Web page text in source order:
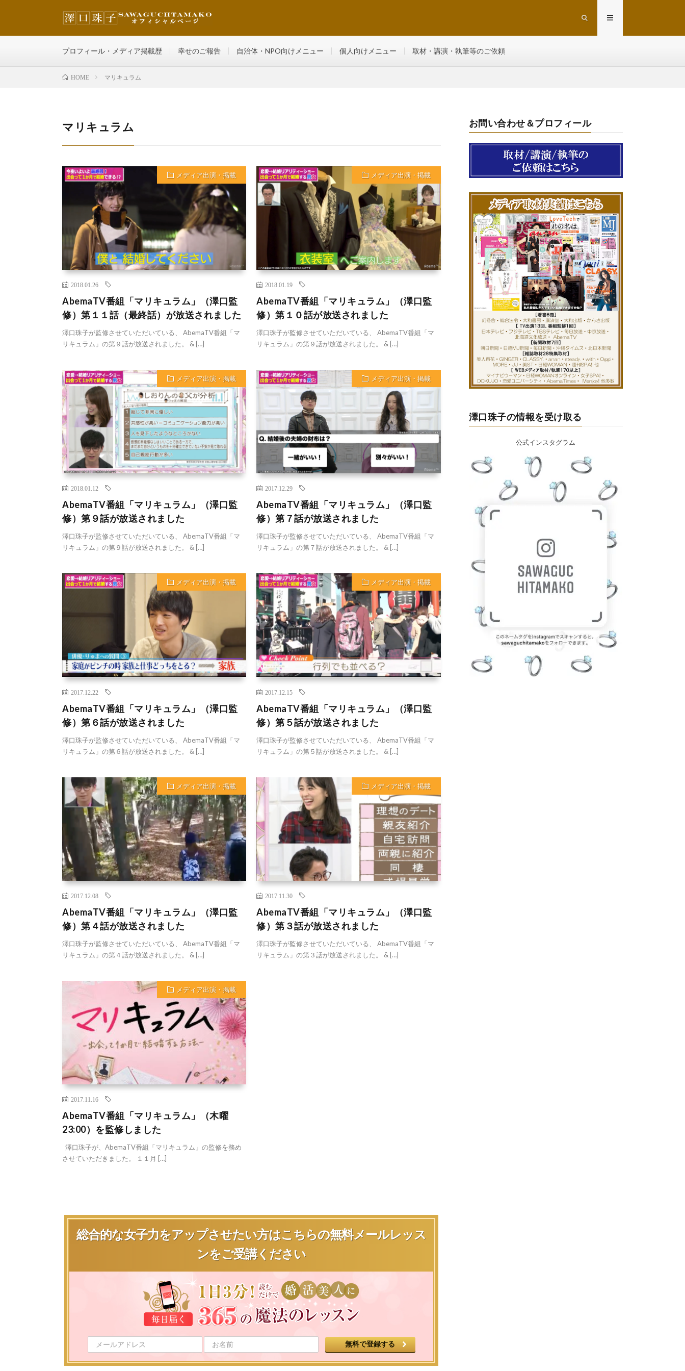
プロフィール・メディア掲載歴 幸せのご報告 自治体・NPO向けメニュー 個人向けメニュー 取材・講演・執筆等のご依頼
HOME マリキュラム
マリキュラム
メディア出演・掲載
2018.01.26
AbemaTV番組「マリキュラム」（澤口監
修）第１１話（最終話）が放送されました
澤口珠子が監修させていただいている、 AbemaTV番組「マ
リキュラム」の第９話が放送されました。 & […]
メディア出演・掲載
2018.01.19
AbemaTV番組「マリキュラム」（澤口監
修）第１０話が放送されました
澤口珠子が監修させていただいている、 AbemaTV番組「マ
リキュラム」の第９話が放送されました。 & […]
メディア出演・掲載
2018.01.12
AbemaTV番組「マリキュラム」（澤口監
修）第９話が放送されました
澤口珠子が監修させていただいている、 AbemaTV番組「マ
リキュラム」の第９話が放送されました。 & […]
メディア出演・掲載
2017.12.29
AbemaTV番組「マリキュラム」（澤口監
修）第７話が放送されました
澤口珠子が監修させていただいている、 AbemaTV番組「マ
リキュラム」の第７話が放送されました。 & […]
メディア出演・掲載
2017.12.22
AbemaTV番組「マリキュラム」（澤口監
修）第６話が放送されました
澤口珠子が監修させていただいている、 AbemaTV番組「マ
リキュラム」の第６話が放送されました。 & […]
メディア出演・掲載
2017.12.15
AbemaTV番組「マリキュラム」（澤口監
修）第５話が放送されました
澤口珠子が監修させていただいている、 AbemaTV番組「マ
リキュラム」の第５話が放送されました。 & […]
メディア出演・掲載
2017.12.08
AbemaTV番組「マリキュラム」（澤口監
修）第４話が放送されました
澤口珠子が監修させていただいている、 AbemaTV番組「マ
リキュラム」の第４話が放送されました。 & […]
メディア出演・掲載
2017.11.30
AbemaTV番組「マリキュラム」（澤口監
修）第３話が放送されました
澤口珠子が監修させていただいている、 AbemaTV番組「マ
リキュラム」の第３話が放送されました。 & […]
メディア出演・掲載
2017.11.16
AbemaTV番組「マリキュラム」（木曜
23:00）を監修しました
澤口珠子が、AbemaTV番組「マリキュラム」の監修を務め
させていただきました。 １１月 […]
総合的な女子力をアップさせたい方はこちらの無料メールレッス
ンをご受講ください
お問い合わせ＆プロフィール
澤口珠子の情報を受け取る
公式インスタグラム